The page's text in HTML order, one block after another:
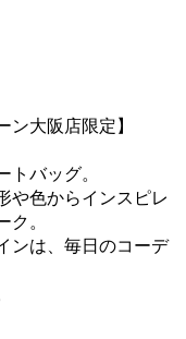
ン大阪店限定】
バッグ。
や色からインスピレ
。
ンは、毎日のコーデ